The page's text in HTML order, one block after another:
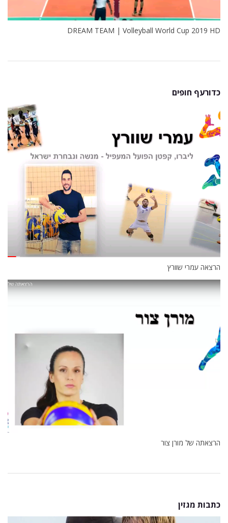
DREAM TEAM | Volleyball World Cup 2019 HD
כדורעף חופים
הרצאה עמרי שוורץ
הרצאתה של מורן צור
כתבות מגזין